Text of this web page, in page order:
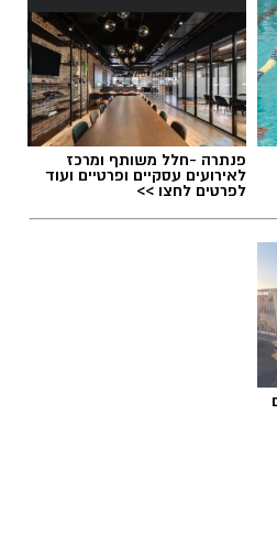
, עדכון סף האכיפה במצלמות
פנתרה -חלל משותף ומרכז
לאירועים עסקיים ופרטיים ועוד
לפרטים לחצו >>